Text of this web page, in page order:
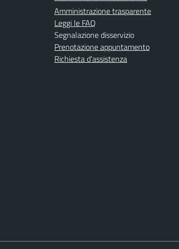
Amministrazione trasparente
Leggi le FAQ
Segnalazione disservizio
Prenotazione appuntamento
Richiesta d'assistenza